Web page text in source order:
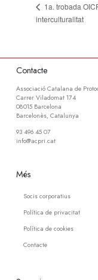
1a. trobada
interculturalitat
Contacte
Associació Catalana de
Carrer Viladomat 174
08015 Barcelona
Barcelonès, Catalunya
93 496 45 07
info@acpri.cat
Més
Socis corporatius
Política de privacitat
Política de cookies
Contacte